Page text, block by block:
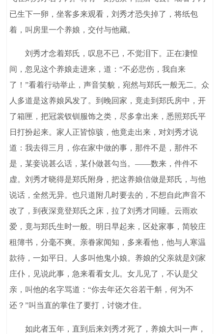
已生下一卵，坐客多来观看，刘秀才恐失掉了，将纸包
着，叫房里一个养娘，交付与他藏。
刘秀才念着郑氏，叹息不已，不觉泪下。正在凄惶
间，忽见这个养娘走进来，道：“不必悲伤，我自来
了！”看着行动举止，声音笑貌，宛然与郑氏一般无二。众
人多道是这养娘风发了。到晚回家，竟走到郑氏房中，开
了箱匣，把冠裳钗钏服饰之类，尽多拿出来，悉照郑氏平
日打扮起来。家人正皆惊骇，他竟走出来，对刘秀才说
道：我去得三月，你在家中做的事，那件不是，那件不
是，某妾说甚么话，某仆做甚勾当。——数来，件件不
虚。刘秀才晓得是郑氏附身，把这养娘信做是郑氏，与他
说话，全然无异。也只道附几时要去的，不想自此声音不
改了，到夜深竟登郑氏之床，拉了刘秀才同睡。云雨欢
爱，竟与郑氏生时一般。明日早起来，区处家事，简较庄
租簿书，分毫不爽。亲眷家闻知，多来看他，他与人寒温
款待，一如平日。人多叫他鬼小娘。养娘的父亲就是刘家
庄仆，见说此事，急来看看女儿。女儿见了，不认是父
亲，叫他的名字骂道：“你去年还欠谷若干斛，何为不
还？”叫当直的掌住了要打，讨饶才住。
如此者五年，直到后来刘秀才死了，养娘大叫一声，